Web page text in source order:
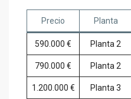
Precio Planta
590.000 € Planta 2
790.000 € Planta 2
1.200.000 € Planta 3